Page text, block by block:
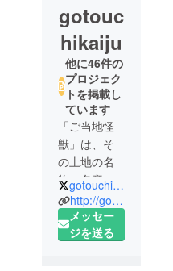
gotouc
hikaiju
他に46件の
プロジェク
トを掲載し
ています
「ご当地怪
獣」は、そ
の土地の名
物・名産と
いったもの
の形状や特
色を反映し
gotouchikaiju
http://gotouchikaiju.com/
メッセー
ジを送る